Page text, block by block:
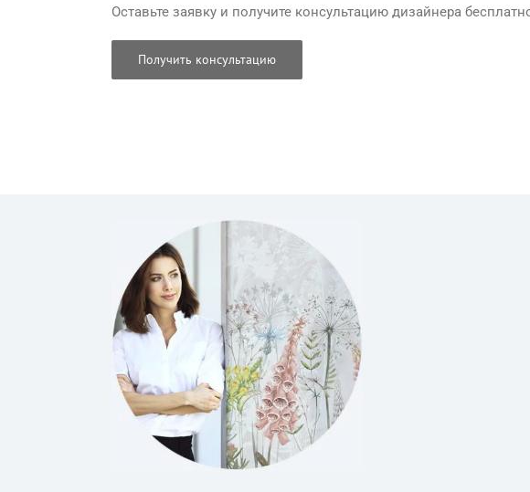
Оставьте заявку и получите консультацию дизайнера
Получить консультацию